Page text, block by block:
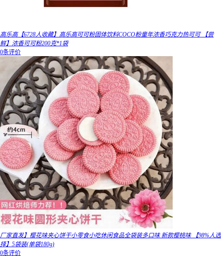
高乐高【6728人收藏】高乐高可可粉固体饮料COCO粉童年浓香巧克力热可可 【尝
鲜】浓香可可粉200克*1袋
0条评价
厂家直发】樱花味夹心饼干小零食小吃休闲食品全袋装多口味 新款樱桃味 【98%人选
择】5袋装(单袋180g)
0条评价